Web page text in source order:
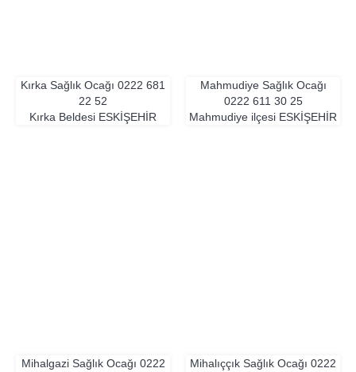
Kırka Sağlık Ocağı 0222 681
22 52
Kırka Beldesi ESKIŞEHIR
Mahmudiye Sağlık Ocağı
0222 611 30 25
Mahmudiye ilçesi ESKIŞEHIR
Mihalgazi Sağlık Ocağı 0222
Mihalıççık Sağlık Ocağı 0222